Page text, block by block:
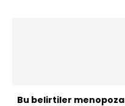
Bu belirtiler menopoza